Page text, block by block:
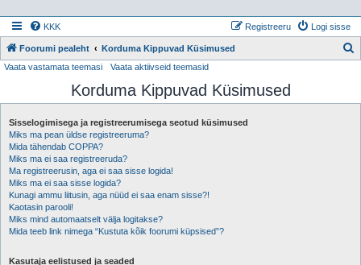
KKK Logi sisse
Registreeru
Foorumi pealeht Korduma Kippuvad Küsimused
i
Vaata vastamata teemasi Vaata aktiivseid teemasid
Korduma Kippuvad Küsimused
Sisselogimisega ja registreerumisega seotud küsimused
Miks ma pean üldse registreeruma?
Mida tähendab COPPA?
Miks ma ei saa registreeruda?
Ma registreerusin, aga ei saa sisse logida!
Miks ma ei saa sisse logida?
Kunagi ammu liitusin, aga nüüd ei saa enam sisse?!
Kaotasin parooli!
Miks mind automaatselt välja logitakse?
Mida teeb link nimega “Kustuta kõik foorumi küpsised”?
Kasutaja eelistused ja seaded